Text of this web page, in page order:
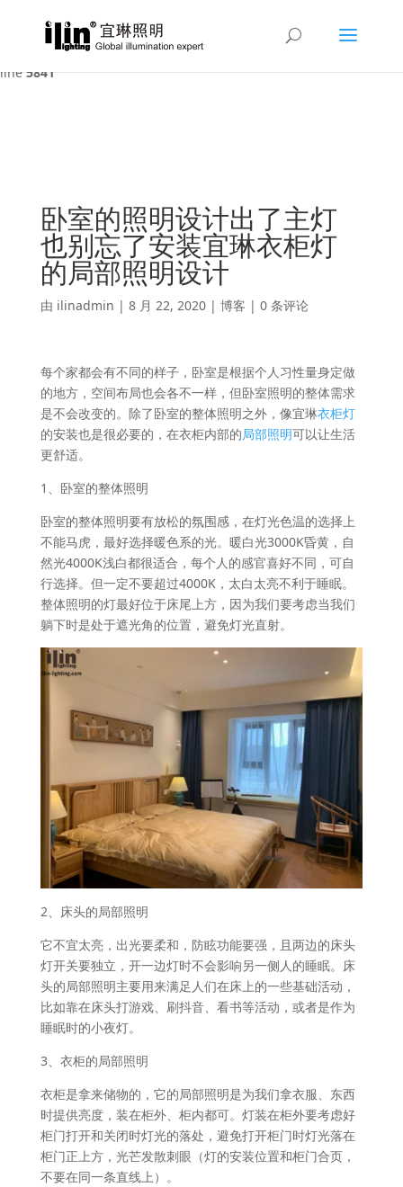
Warning : A non-numeric value encountered in
/var/www/html/ilin/wp-content/themes/Divi/functions.php
line5841
卧室的照明设计出了主灯
也别忘了安装宜琳衣柜灯
的局部照明设计
由 ilinadmin | 8 月 22, 2020| 博客 | 0 条评论
每个家都会有不同的样子，卧室是根据个人习性量身定做
的地方，空间布局也会各不一样，但卧室照明的整体需求
是不会改变的。除了卧室的整体照明之外，像宜琳衣柜灯
的安装也是很必要的，在衣柜内部的局部照明可以让生活
更舒适。
1、卧室的整体照明
卧室的整体照明要有放松的氛围感，在灯光色温的选择上
不能马虎，最好选择暖色系的光。暖白光3000K昏黄，自
然光4000K浅白都很适合，每个人的感官喜好不同，可自
行选择。但一定不要超过4000K，太白太亮不利于睡眠。
整体照明的灯最好位于床尾上方，因为我们要考虑当我们
躺下时是处于遮光角的位置，避免灯光直射。
2、床头的局部照明
它不宜太亮，出光要柔和，防眩功能要强，且两边的床头
灯开关要独立，开一边灯时不会影响另一侧人的睡眠。床
头的局部照明主要用来满足人们在床上的一些基础活动，
比如靠在床头打游戏、刷抖音、看书等活动，或者是作为
睡眠时的小夜灯。
3、衣柜的局部照明
衣柜是拿来储物的，它的局部照明是为我们拿衣服、东西
时提供亮度，装在柜外、柜内都可。灯装在柜外要考虑好
柜门打开和关闭时灯光的落处，避免打开柜门时灯光落在
柜门正上方，光芒发散刺眼（灯的安装位置和柜门合页，
不要在同一条直线上）。